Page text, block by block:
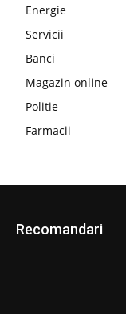
Energie
Servicii
Banci
Magazin online
Politie
Farmacii
Recomandari